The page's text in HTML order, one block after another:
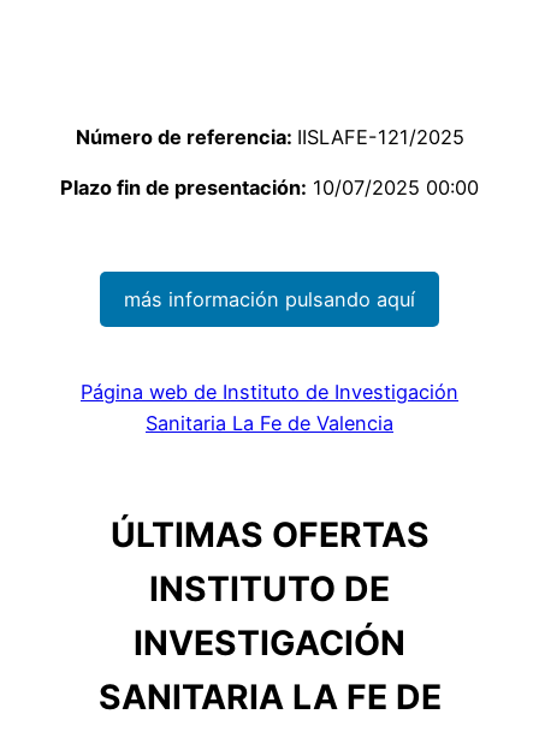
Número de referencia: IISLAFE-121/2025
Plazo fin de presentación: 10/07/2025 00:00
más información pulsando aquí
Página web de Instituto de Investigación
Sanitaria La Fe de Valencia
ÚLTIMAS OFERTAS
INSTITUTO DE
INVESTIGACIÓN
SANITARIA LA FE DE